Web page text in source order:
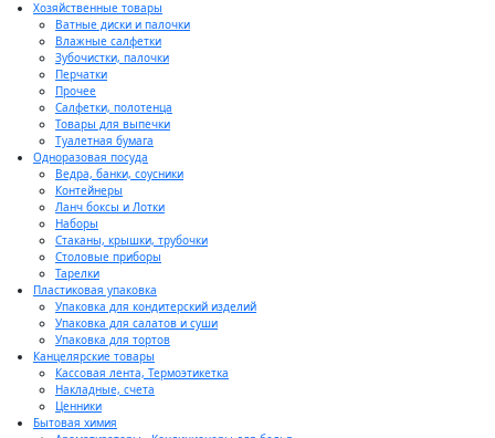
Хозяйственные товары
Ватные диски и палочки
Влажные салфетки
Зубочистки, палочки
Перчатки
Прочее
Салфетки, полотенца
Товары для выпечки
Туалетная бумага
Одноразовая посуда
Ведра, банки, соусники
Контейнеры
Ланч боксы и Лотки
Наборы
Стаканы, крышки, трубочки
Столовые приборы
Тарелки
Пластиковая упаковка
Упаковка для кондитерский изделий
Упаковка для салатов и суши
Упаковка для тортов
Канцелярские товары
Кассовая лента, Термоэтикетка
Накладные, счета
Ценники
Бытовая химия